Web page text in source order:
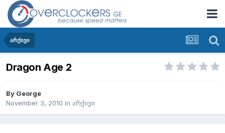
არქივი
Dragon Age 2
By George
November 3, 2010 in არქივი